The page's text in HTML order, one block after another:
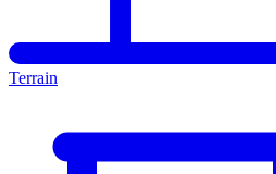
Terrain